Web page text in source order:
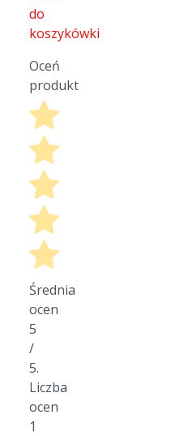
do
koszykówki
Oceń
produkt
Średnia
ocen
5
/
5.
Liczba
ocen
1